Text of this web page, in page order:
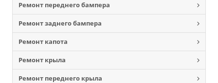
Ремонт переднего бампера
Ремонт заднего бампера
Ремонт капота
Ремонт крыла
Ремонт переднего крыла